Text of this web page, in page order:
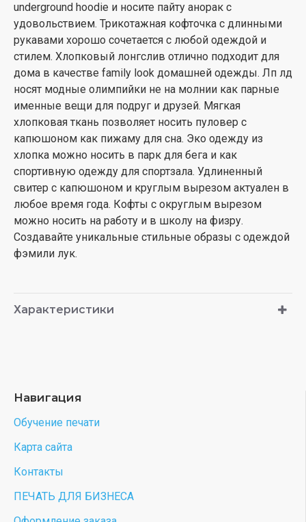
underground hoodie и носите пайту анорак с
удовольствием. Трикотажная кофточка с длинными
рукавами хорошо сочетается с любой одеждой и
стилем. Хлопковый лонгслив отлично подходит для
дома в качестве family look домашней одежды. Лп лд
носят модные олимпийки не на молнии как парные
именные вещи для подруг и друзей. Мягкая
хлопковая ткань позволяет носить пуловер с
капюшоном как пижаму для сна. Эко одежду из
хлопка можно носить в парк для бега и как
спортивную одежду для спортзала. Удлиненный
свитер с капюшоном и круглым вырезом актуален в
любое время года. Кофты с округлым вырезом
можно носить на работу и в школу на физру.
Создавайте уникальные стильные образы с одеждой
фэмили лук.
Характеристики
Навигация
Обучение печати
Карта сайта
Контакты
ПЕЧАТЬ ДЛЯ БИЗНЕСА